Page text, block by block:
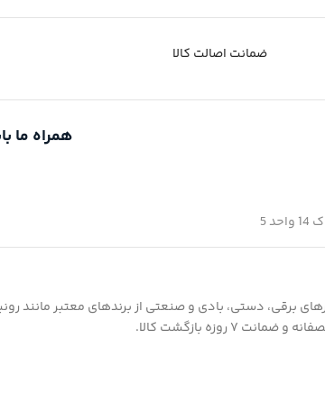
ضمانت اصالت کالا
5
همراه ما
برقی، دستی، بادی و صنعتی از برندهای معتبر مانند
بازگشت کالا.